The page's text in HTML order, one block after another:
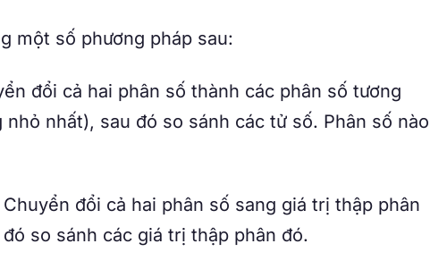
một số phương pháp sau:
đổi cả hai phân số thành các phân số tương
nhất), sau đó so sánh các tử số. Phân số nào
đổi cả hai phân số sang giá trị thập phân
so sánh các giá trị thập phân đó.